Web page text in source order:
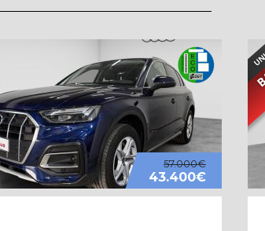
57.000€
43.400€